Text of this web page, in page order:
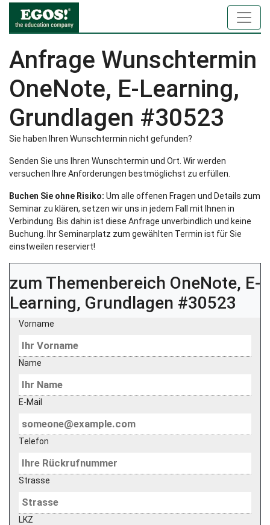
Anfrage Wunschtermin
OneNote, E-Learning,
Grundlagen #30523
Sie haben Ihren Wunschtermin nicht gefunden?
Senden Sie uns Ihren Wunschtermin und Ort. Wir werden
versuchen Ihre Anforderungen bestmöglichst zu erfüllen.
Buchen Sie ohne Risiko: Um alle offenen Fragen und Details zum
Seminar zu klären, setzen wir uns in jedem Fall mit Ihnen in
Verbindung. Bis dahin ist diese Anfrage unverbindlich und keine
Buchung. Ihr Seminarplatz zum gewählten Termin ist für Sie
einstweilen reserviert!
zum Themenbereich OneNote, E-
Learning, Grundlagen #30523
Vorname
Name
E-Mail
Telefon
Strasse
LKZ